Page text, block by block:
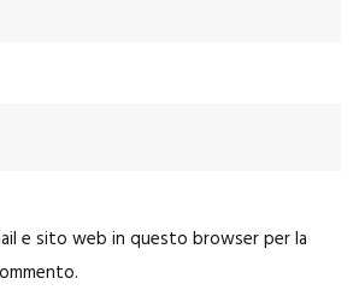
e sito web in questo browser per la